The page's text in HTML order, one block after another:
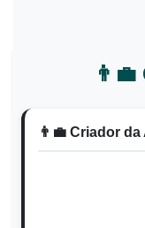
ko
👨‍💼 Criador